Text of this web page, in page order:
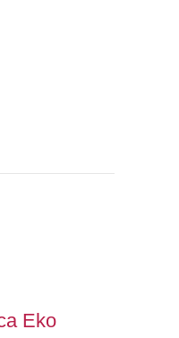
This